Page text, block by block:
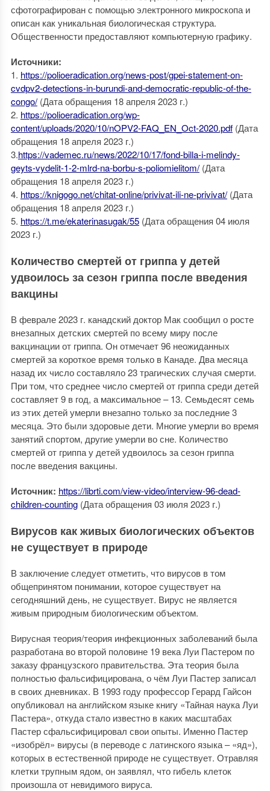
сфотографирован с помощью электронного микроскопа и
описан как уникальная биологическая структура.
Общественности предоставляют компьютерную графику.
Источники:
1. https://polioeradication.org/news-post/gpei-statement-on-
cvdpv2-detections-in-burundi-and-democratic-republic-of-the-
congo/(Дата обращения 18 апреля 2023 г.)
2. https://polioeradication.org/wp-
content/uploads/2020/10/nOPV2-FAQ_EN_Oct-2020.pdf(Дата
обращения 18 апреля 2023 г.)
3.https://vademec.ru/news/2022/10/17/fond-billa-i-melindy-
geyts-vydelit-1-2-mlrd-na-borbu-s-poliomielitom/(Дата
обращения 18 апреля 2023 г.)
4. https://knigogo.net/chitat-online/privivat-ili-ne-privivat/(Дата
обращения 18 апреля 2023 г.)
5. https://t.me/ekaterinasugak/55(Дата обращения 04 июля
2023 г.)
Количество смертей от гриппа у детей
удвоилось за сезон гриппа после введения
вакцины
В феврале 2023 г. канадский доктор Мак сообщил о росте
внезапных детских смертей по всему миру после
вакцинации от гриппа. Он отмечает 96 неожиданных
смертей за короткое время только в Канаде. Два месяца
назад их число составляло 23 трагических случая смерти.
При том, что среднее число смертей от гриппа среди детей
составляет 9 в год, а максимальное – 13. Семьдесят семь
из этих детей умерли внезапно только за последние 3
месяца. Это были здоровые дети. Многие умерли во время
занятий спортом, другие умерли во сне. Количество
смертей от гриппа у детей удвоилось за сезон гриппа
после введения вакцины.
Источник: https://librti.com/view-video/interview-96-dead-
children-counting(Дата обращения 03 июля 2023 г.)
Вирусов как живых биологических объектов
не существует в природе
В заключение следует отметить, что вирусов в том
общепринятом понимании, которое существует на
сегодняшний день, не существует. Вирус не является
живым природным биологическим объектом.
Вирусная теория/теория инфекционных заболеваний была
разработана во второй половине 19 века Луи Пастером по
заказу французского правительства. Эта теория была
полностью фальсифицирована, о чём Луи Пастер записал
в своих дневниках. В 1993 году профессор Герард Гайсон
опубликовал на английском языке книгу «Тайная наука Луи
Пастера», откуда стало известно в каких масштабах
Пастер сфальсифицировал свои опыты. Именно Пастер
«изобрёл» вирусы (в переводе с латинского языка – «яд»),
которых в естественной природе не существует. Отравляя
клетки трупным ядом, он заявлял, что гибель клеток
произошла от невидимого вируса.